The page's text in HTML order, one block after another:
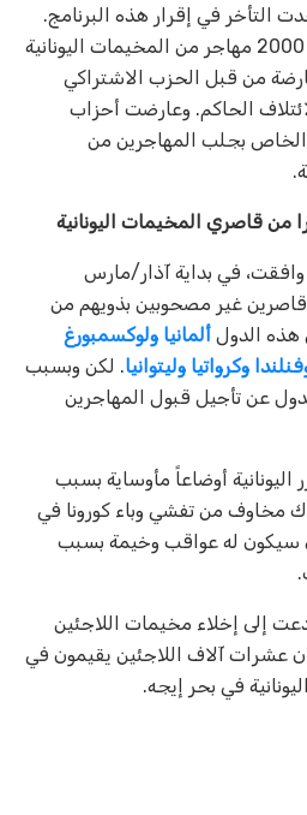
التأخر في إقرار هذه البرنامج.
وكان آدمز طالب باستقبال 2000 مهاجر من المخيمات اليونانية
من قبل الحزب الاشتراكي
الحاكم. وعارضت أحزاب
الخاص بجلب المهاجرين من
في بداية آذار/مارس
غير مصحوبين بذويهم من
هذه الدول ألمانيا ولوكسمبورغ
وكرواتيا وليتوانيا. لكن وبسبب
عن تأجيل قبول المهاجرين
أوضاعاً مأوساية بسبب
مخاوف من تفشي وباء كورونا في
سيكون له عواقب وخيمة بسبب
إلى إخلاء مخيمات اللاجئين
أن عشرات آلاف اللاجئين يقيمون في
في بحر إيجه.